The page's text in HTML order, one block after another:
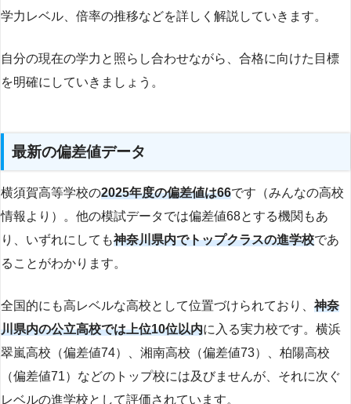
学力レベル、倍率の推移などを詳しく解説していきます。
自分の現在の学力と照らし合わせながら、合格に向けた目標
を明確にしていきましょう。
最新の偏差値データ
横須賀高等学校の2025年度の偏差値は66です（みんなの高校
情報より）。他の模試データでは偏差値68とする機関もあ
り、いずれにしても神奈川県内でトップクラスの進学校であ
ることがわかります。
全国的にも高レベルな高校として位置づけられており、 神奈
川県内の公立高校では上位10位以内に入る実力校です。横浜
翠嵐高校（偏差値74）、湘南高校（偏差値73）、柏陽高校
（偏差値71）などのトップ校には及びませんが、それに次ぐ
レベルの進学校として評価されています。